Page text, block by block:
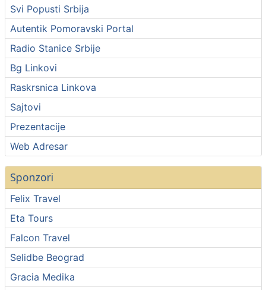
Svi Popusti Srbija
Autentik Pomoravski Portal
Radio Stanice Srbije
Bg Linkovi
Raskrsnica Linkova
Sajtovi
Prezentacije
Web Adresar
Sponzori
Felix Travel
Eta Tours
Falcon Travel
Selidbe Beograd
Gracia Medika